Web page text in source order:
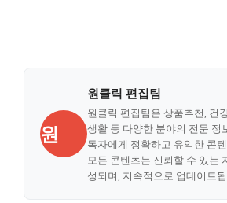
원
원클릭 편집팀
원클릭 편집팀은 상품추천, 건
생활 등 다양한 분야의 전문 정
독자에게 정확하고 유익한 콘
모든 콘텐츠는 신뢰할 수 있는
성되며, 지속적으로 업데이트